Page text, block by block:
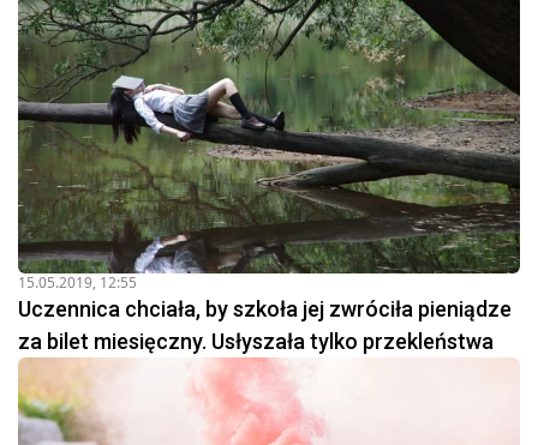
15.05.2019, 12:55
Uczennica chciała, by szkoła jej zwróciła pieniądze
za bilet miesięczny. Usłyszała tylko przekleństwa